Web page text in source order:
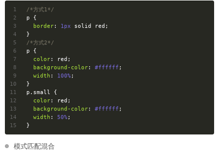
1
2
3
4
5
6
7
8
9
10
11
12
13
14
15
/*方式1*/
p {
border: 1px solid red;
}
/*方式2*/
p {
color: red;
background-color: #ffffff ;
width : 100%;
}
p .small
{
color: red;
background-color: #ffffff ;
width : 50%;
}
模式匹配混合